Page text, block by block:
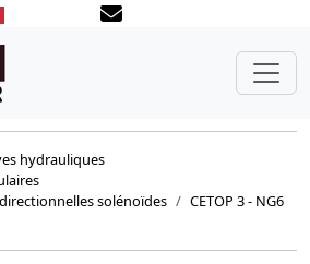
hydrauliques
solénoïdes
CETOP 3 - NG6